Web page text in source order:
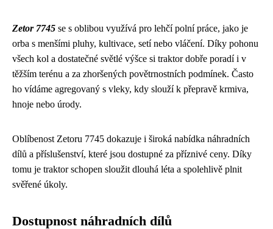
Zetor 7745 se s oblibou využívá pro lehčí polní práce, jako je
orba s menšími pluhy, kultivace, setí nebo vláčení. Díky pohonu
všech kol a dostatečné světlé výšce si traktor dobře poradí i v
těžším terénu a za zhoršených povětrnostních podmínek. Často
ho vídáme agregovaný s vleky, kdy slouží k přepravě krmiva,
hnoje nebo úrody.
Oblíbenost Zetoru 7745 dokazuje i široká nabídka náhradních
dílů a příslušenství, které jsou dostupné za příznivé ceny. Díky
tomu je traktor schopen sloužit dlouhá léta a spolehlivě plnit
svěřené úkoly.
Dostupnost náhradních dílů